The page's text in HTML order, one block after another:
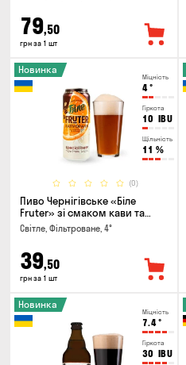
79,50
грн за 1 шт
Міцність
4°
Гіркота
10 IBU
Щільність
11 %
(0)
Новинка
Пиво Чернігівське «Біле
Fruter» зі смаком кави та
апельсину 0.5л
Світле, Фільтроване, 4°
39,50
грн за 1 шт
Міцність
7.4°
Гіркота
30 IBU
Новинка